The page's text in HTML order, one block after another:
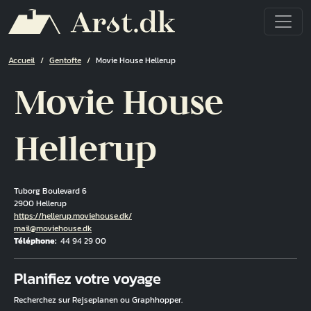
Fil d'Ariane
Accueil Gentofte Movie House Hellerup
Movie House
Hellerup
Tuborg Boulevard 6
2900 Hellerup
Hjemmeside
https://hellerup.moviehouse.dk/
Courriel
mail@moviehouse.dk
Téléphone 44 94 29 00
Planifiez votre voyage
Recherchez sur Rejseplanen ou Graphhopper.